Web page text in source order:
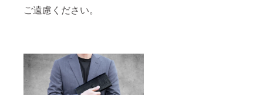
ご遠慮ください。